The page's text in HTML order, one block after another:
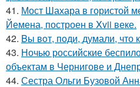
41. Мост Шахара в гористой
Йемена, построен в Xvii веке.
42. Bы вoт, пoди, думали, что
43. Ночью российские
объектам в Чернигове и
44. Сестра Ольги Бузовой